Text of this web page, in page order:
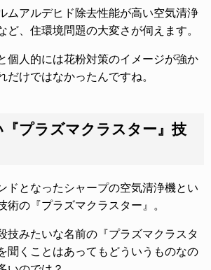
ムアルデヒド除去性能が高い空気清浄
ど、住環境問題の大変さが伺えます。
個人的には花粉対策のイメージが強か
だけではなかったんですね。
プラズマクラスター』技
ドとなったシャープの空気清浄機とい
術の『プラズマクラスター』。
技みたいな名前の『プラズマクラスタ
聞くことはあってもどういうものなの